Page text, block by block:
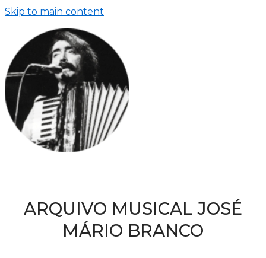
Skip to main content
ARQUIVO MUSICAL JOSÉ
MÁRIO BRANCO